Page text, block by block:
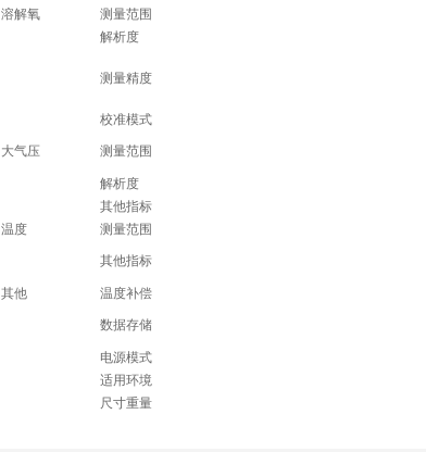
溶解氧
测量范围
解析度
测量精度
校准模式
大气压 测量范围
解析度
其他指标
温度
测量范围
其他指标
其他
温度补偿
数据存储
电源模式
适用环境
尺寸重量